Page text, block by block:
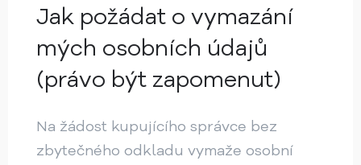
Jak požádat o vymazání
mých osobních údajů
(právo být zapomenut)
Na žádost kupujícího správce bez
zbytečného odkladu vymaže osobní